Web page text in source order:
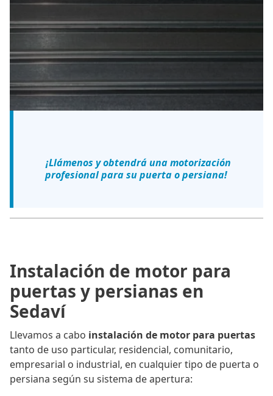
¡Llámenos y obtendrá una motorización
profesional para su puerta o persiana!
Instalación de motor para
puertas y persianas en
Sedaví
Llevamos a cabo instalación de motor para puertas
tanto de uso particular, residencial, comunitario,
empresarial o industrial, en cualquier tipo de puerta o
persiana según su sistema de apertura: